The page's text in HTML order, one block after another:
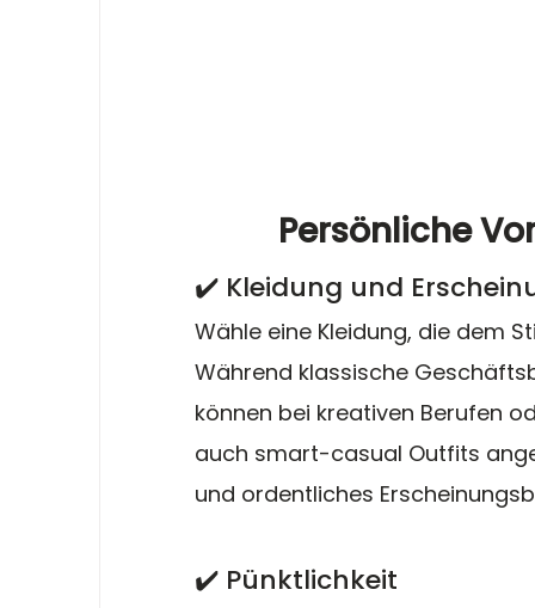
Persönliche
✔️ Kleidung und
Wähle eine Kleidung, die dem
Während klassische
können bei kreativen Berufen
auch smart-casual Outfits
und ordentliches
✔️ Pünktlichkeit